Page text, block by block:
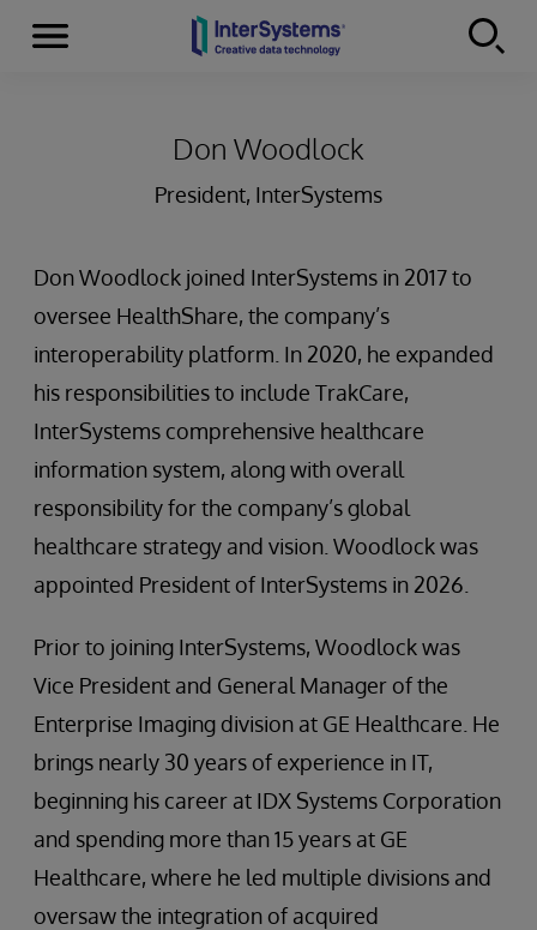
Skip to content
Menu
Don Woodlock
President, InterSystems
Don Woodlock joined InterSystems in 2017 to
oversee HealthShare, the company’s
interoperability platform. In 2020, he expanded
his responsibilities to include TrakCare,
InterSystems comprehensive healthcare
information system, along with overall
responsibility for the company’s global
healthcare strategy and vision. Woodlock was
appointed President of InterSystems in 2026.
Prior to joining InterSystems, Woodlock was
Vice President and General Manager of the
Enterprise Imaging division at GE Healthcare. He
brings nearly 30 years of experience in IT,
beginning his career at IDX Systems Corporation
and spending more than 15 years at GE
Healthcare, where he led multiple divisions and
oversaw the integration of acquired